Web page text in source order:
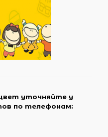
уточняйте у
по телефонам: